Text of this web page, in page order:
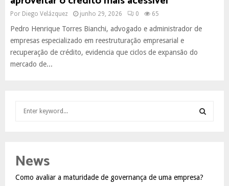
Por Diego Velázquez junho 29, 2026 0 65
Pedro Henrique Torres Bianchi, advogado e administrador de
empresas especializado em reestruturação empresarial e
recuperação de crédito, evidencia que ciclos de expansão do
mercado de...
h
o
News
Como avaliar a maturidade de governança de uma empresa?